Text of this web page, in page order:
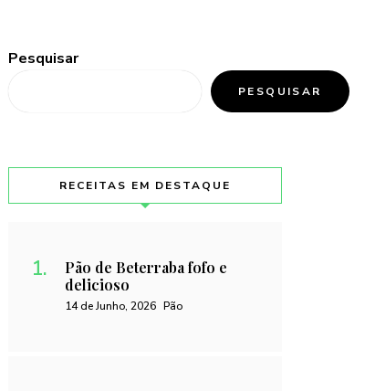
Pesquisar
PESQUISAR
RECEITAS EM DESTAQUE
Pão de Beterraba fofo e
delicioso
14 de Junho, 2026 Pão